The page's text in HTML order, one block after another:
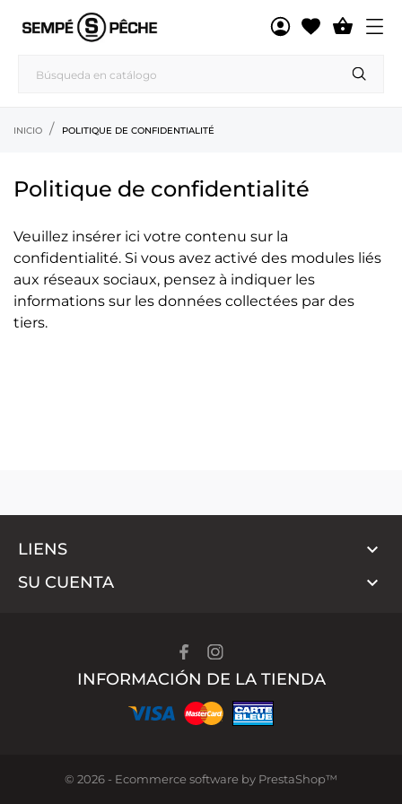

INICIO POLITIQUE DE CONFIDENTIALITÉ
Politique de confidentialité
Veuillez insérer ici votre contenu sur la
confidentialité. Si vous avez activé des modules liés
aux réseaux sociaux, pensez à indiquer les
informations sur les données collectées par des
tiers.
LIENS 
SU CUENTA 
INFORMACIÓN DE LA TIENDA
© 2026 - Ecommerce software by PrestaShop™